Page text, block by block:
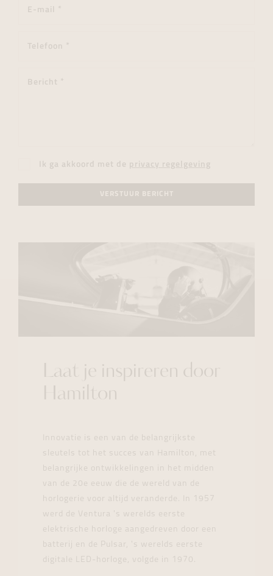
Ik ga akkoord met de privacy regelgeving
VERSTUUR BERICHT
Laat je inspireren door
Hamilton
Innovatie is een van de belangrijkste
sleutels tot het succes van Hamilton, met
belangrijke ontwikkelingen in het midden
van de 20e eeuw die de wereld van de
horlogerie voor altijd veranderde. In 1957
werd de Ventura 's werelds eerste
elektrische horloge aangedreven door een
batterij en de Pulsar, 's werelds eerste
digitale LED-horloge, volgde in 1970.